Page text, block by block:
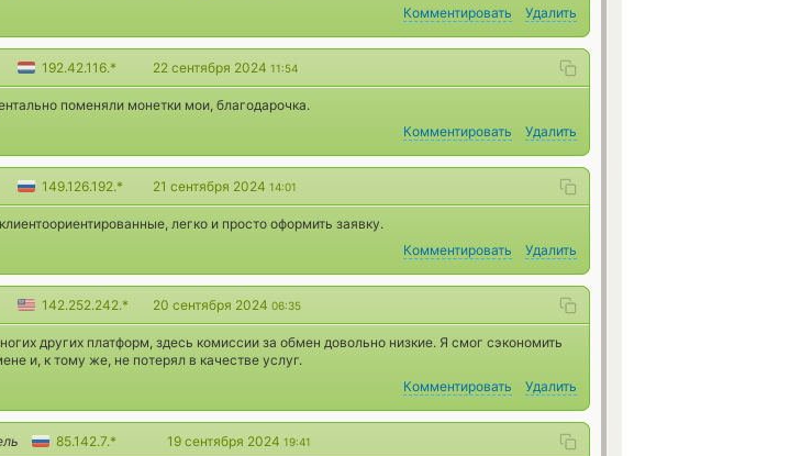
Комментировать
Удалить
192.42.116.* 22 сентября 2024 11:54
поменяли монетки мои, благодарочка.
Комментировать
Удалить
149.126.192.* 21 сентября 2024 14:01
легко и просто оформить заявку.
Комментировать
Удалить
142.252.242.* 20 сентября 2024 06:35
других платформ, здесь комиссии за обмен довольно низкие. Я смог сэкономить
и, к тому же, не потерял в качестве услуг.
Комментировать
Удалить
85.142.7.* 19 сентября 2024 19:41